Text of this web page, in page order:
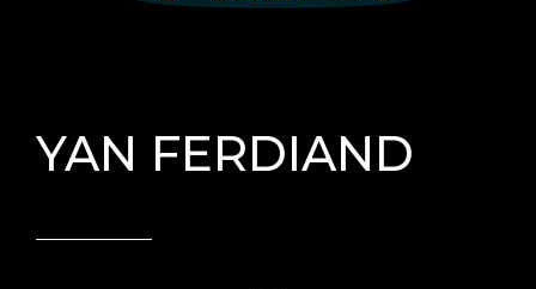
YAN FERDIAND